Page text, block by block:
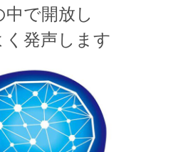
中で開放し
く発声します